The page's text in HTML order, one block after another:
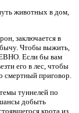
животных в дом,
заключается в
Чтобы выжить,
Если бы вам
его в лес, чтобы
смертный приговор.
туннелей по
добыть
крота из